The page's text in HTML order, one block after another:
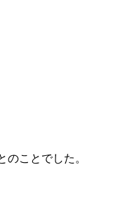
ことでした。